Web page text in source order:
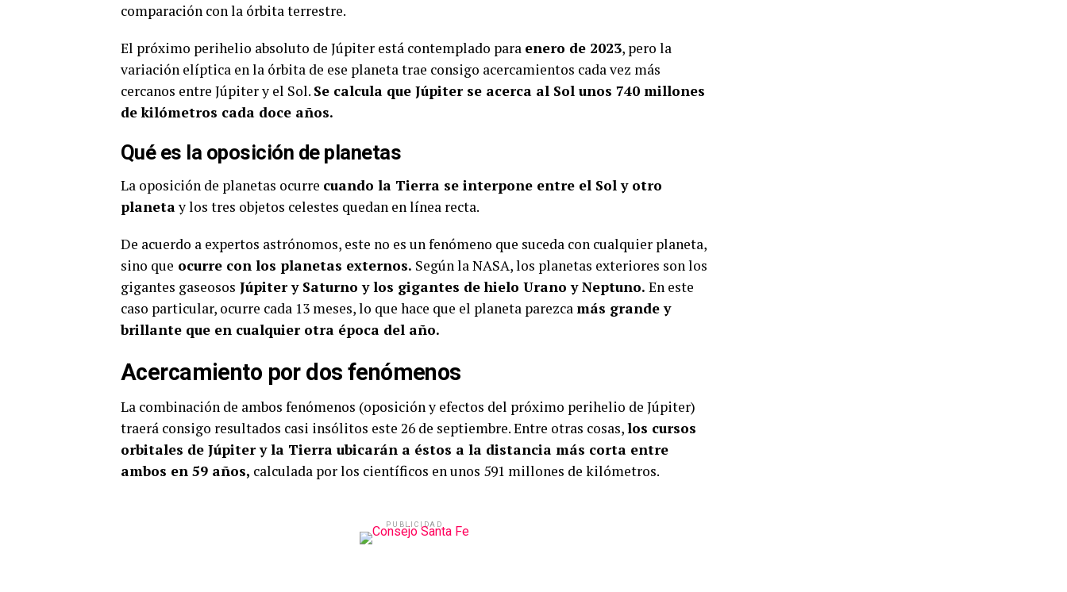
comparación con la órbita terrestre.
El próximo perihelio absoluto de Júpiter está contemplado para enero de 2023, pero la
variación elíptica en la órbita de ese planeta trae consigo acercamientos cada vez más
cercanos entre Júpiter y el Sol. Se calcula que Júpiter se acerca al Sol unos 740 millones
de kilómetros cada doce años.
Qué es la oposición de planetas
La oposición de planetas ocurre cuando la Tierra se interpone entre el Sol y otro
planetay los tres objetos celestes quedan en línea recta.
De acuerdo a expertos astrónomos, este no es un fenómeno que suceda con cualquier planeta,
sino que ocurre con los planetas externos. Según la NASA, los planetas exteriores son los
gigantes gaseosos Júpiter y Saturno y los gigantes de hielo Urano y Neptuno. En este
caso particular, ocurre cada 13 meses, lo que hace que el planeta parezcamás grande y
brillante que en cualquier otra época del año.
Acercamiento por dos fenómenos
La combinación de ambos fenómenos (oposición y efectos del próximo perihelio de Júpiter)
traerá consigo resultados casi insólitos este 26 de septiembre. Entre otras cosas,los cursos
orbitales de Júpiter y la Tierra ubicarán a éstos a la distancia más corta entre
ambos en 59 años, calculada por los científicos en unos 591 millones de kilómetros.
PUBLICIDAD